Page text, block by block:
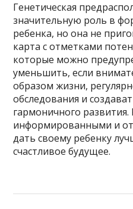
Генетическая
значительную роль в
ребенка, но она не
карта с отметками
которые можно
уменьшить, если
образом жизни,
обследования и
гармоничного
информированными и
дать своему ребенку
счастливое будущее.